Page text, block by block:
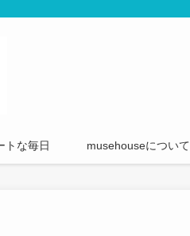
トな毎日 musehouseについて